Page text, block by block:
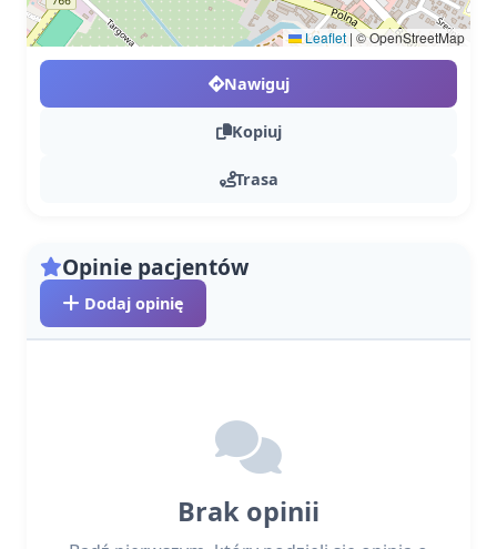
Leaflet | © OpenStreetMap
Nawiguj
Kopiuj
Trasa
Opinie pacjentów
Dodaj opinię
Brak opinii